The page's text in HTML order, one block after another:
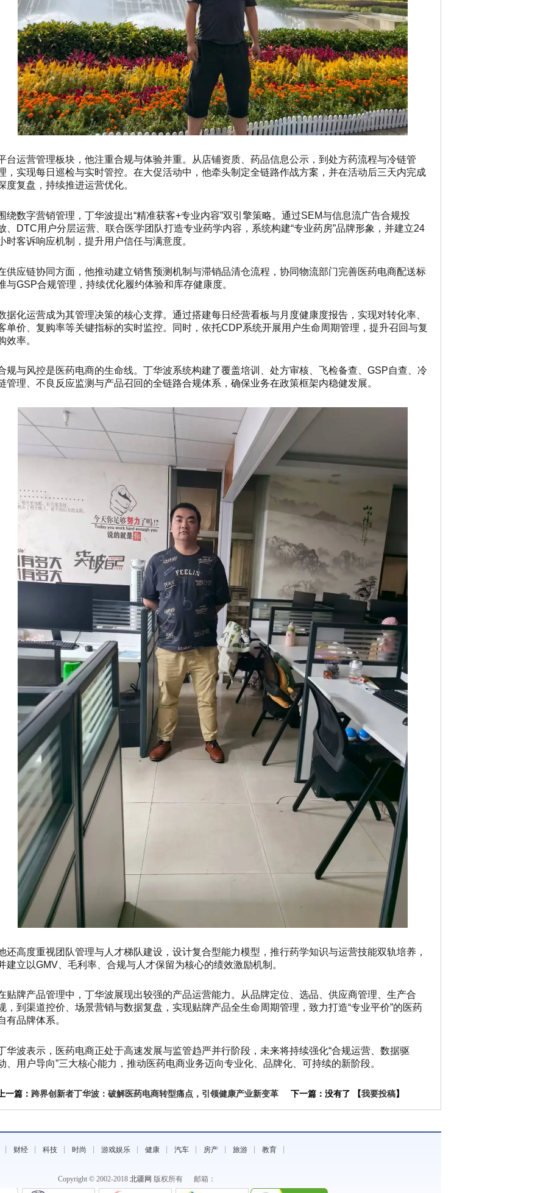
台运营管理板块，他注重合规与体验并重。从店铺资质、药品信息公示，到处方药流程与冷链管
，实现每日巡检与实时管控。在大促活动中，他牵头制定全链路作战方案，并在活动后三天内完成
度复盘，持续推进运营优化。
绕数字营销管理，丁华波提出“精准获客+专业内容”双引擎策略。通过SEM与信息流广告合规投
、DTC用户分层运营、联合医学团队打造专业药学内容，系统构建“专业药房”品牌形象，并建立24
时客诉响应机制，提升用户信任与满意度。
供应链协同方面，他推动建立销售预测机制与滞销品清仓流程，协同物流部门完善医药电商配送标
与GSP合规管理，持续优化履约体验和库存健康度。
据化运营成为其管理决策的核心支撑。通过搭建每日经营看板与月度健康度报告，实现对转化率、
单价、复购率等关键指标的实时监控。同时，依托CDP系统开展用户生命周期管理，提升召回与复
效率。
规与风控是医药电商的生命线。丁华波系统构建了覆盖培训、处方审核、飞检备查、GSP自查、冷
管理、不良反应监测与产品召回的全链路合规体系，确保业务在政策框架内稳健发展。
还高度重视团队管理与人才梯队建设，设计复合型能力模型，推行药学知识与运营技能双轨培养，
建立以GMV、毛利率、合规与人才保留为核心的绩效激励机制。
贴牌产品管理中，丁华波展现出较强的产品运营能力。从品牌定位、选品、供应商管理、生产合
，到渠道控价、场景营销与数据复盘，实现贴牌产品全生命周期管理，致力打造“专业平价”的医药
有品牌体系。
华波表示，医药电商正处于高速发展与监管趋严并行阶段，未来将持续强化“合规运营、数据驱
、用户导向”三大核心能力，推动医药电商业务迈向专业化、品牌化、可持续的新阶段。
上一篇： 跨界创新者丁华波：破解医药电商转型痛点，引领健康产业新变革 下一篇：没有了 【我要投稿】
┊ 财经┊ 科技┊ 时尚 ┊ 游戏娱乐┊ 健康┊ 汽车┊ 房产┊ 旅游┊ 教育┊
Copyright © 2002-2018 北疆网 版权所有 邮箱：